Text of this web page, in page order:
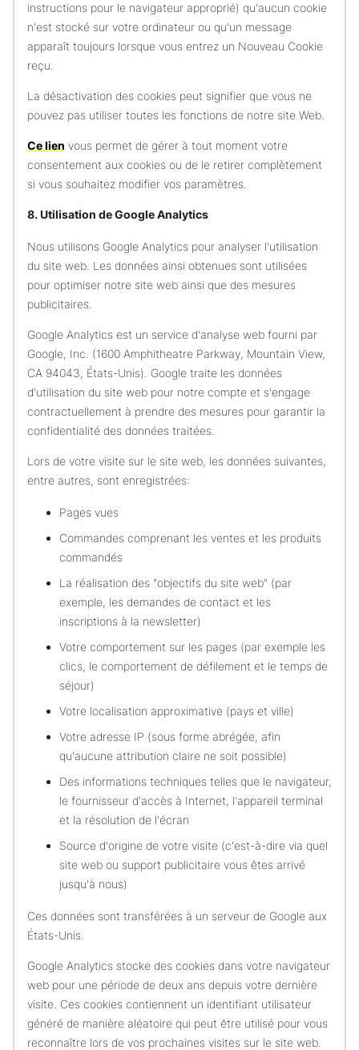
instructions pour le navigateur approprié) qu'aucun cookie
n'est stocké sur votre ordinateur ou qu'un message
apparaît toujours lorsque vous entrez un Nouveau Cookie
reçu.
La désactivation des cookies peut signifier que vous ne
pouvez pas utiliser toutes les fonctions de notre site Web.
Ce lien vous permet de gérer à tout moment votre
consentement aux cookies ou de le retirer complètement
si vous souhaitez modifier vos paramètres.
8. Utilisation de Google Analytics
Nous utilisons Google Analytics pour analyser l'utilisation
du site web. Les données ainsi obtenues sont utilisées
pour optimiser notre site web ainsi que des mesures
publicitaires.
Google Analytics est un service d'analyse web fourni par
Google, Inc. (1600 Amphitheatre Parkway, Mountain View,
CA 94043, États-Unis). Google traite les données
d'utilisation du site web pour notre compte et s'engage
contractuellement à prendre des mesures pour garantir la
confidentialité des données traitées.
Lors de votre visite sur le site web, les données suivantes,
entre autres, sont enregistrées:
Pages vues
Commandes comprenant les ventes et les produits
commandés
La réalisation des "objectifs du site web" (par
exemple, les demandes de contact et les
inscriptions à la newsletter)
Votre comportement sur les pages (par exemple les
clics, le comportement de défilement et le temps de
séjour)
Votre localisation approximative (pays et ville)
Votre adresse IP (sous forme abrégée, afin
qu'aucune attribution claire ne soit possible)
Des informations techniques telles que le navigateur,
le fournisseur d'accès à Internet, l'appareil terminal
et la résolution de l'écran
Source d'origine de votre visite (c'est-à-dire via quel
site web ou support publicitaire vous êtes arrivé
jusqu'à nous)
Ces données sont transférées à un serveur de Google aux
États-Unis.
Google Analytics stocke des cookies dans votre navigateur
web pour une période de deux ans depuis votre dernière
visite. Ces cookies contiennent un identifiant utilisateur
généré de manière aléatoire qui peut être utilisé pour vous
reconnaître lors de vos prochaines visites sur le site web.